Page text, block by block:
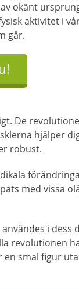
okänt
aktivitet i
går.
De
hjälper
robust.
med vissa
i dess
revolutionen
smal figur